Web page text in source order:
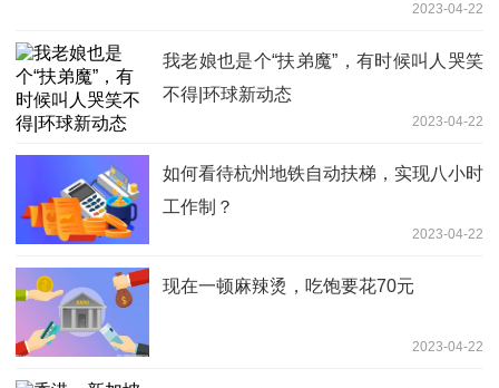
2023-04-22
我老娘也是个“扶弟魔”，有时候叫人哭笑
不得|环球新动态
2023-04-22
如何看待杭州地铁自动扶梯，实现八小时
工作制？
2023-04-22
现在一顿麻辣烫，吃饱要花70元
2023-04-22